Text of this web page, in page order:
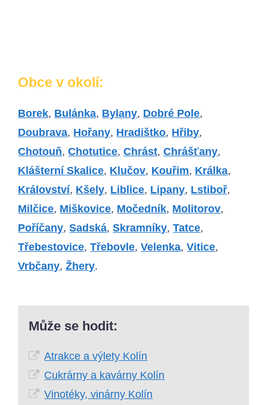
Obce v okolí:
Borek, Bulánka, Bylany, Dobré Pole,
Doubrava, Hořany, Hradištko, Hřiby,
Chotouň,Chotutice,Chrást,Chrášťany,
Klášterní Skalice, Klučov, Kouřim, Králka,
Království, Kšely, Liblice, Lipany, Lstiboř,
Milčice, Miškovice, Močedník, Molitorov,
Poříčany,Sadská,Skramníky,Tatce,
Třebestovice,Třebovle,Velenka,Vitice,
Vrbčany,Žhery.
Může se hodit:
Atrakce a výlety Kolín
Cukrárny a kavárny Kolín
Vinotéky, vinárny Kolín